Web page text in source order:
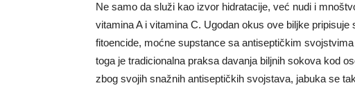
Ne samo da služi kao izvor hidratacije, već nudi i
vitamina A i vitamina C. Ugodan okus ove biljke
fitoencide, moćne supstance sa antiseptičkim
toga je tradicionalna praksa davanja biljnih sokova kod
zbog svojih snažnih antiseptičkih svojstava, jabuka se